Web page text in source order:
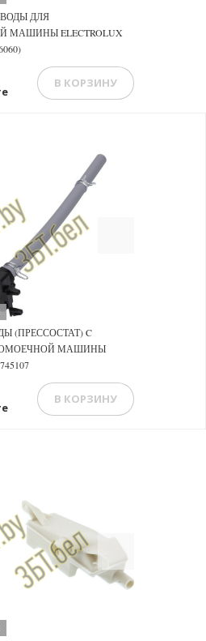
ДЛЯ
ELECTROLUX
В КОРЗИНУ
(ПРЕССОСТАТ) C
МАШИНЫ
В КОРЗИНУ
Next